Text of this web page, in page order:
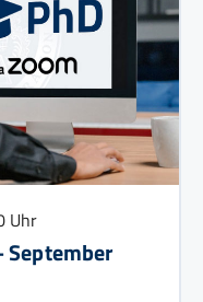
Uhr
September